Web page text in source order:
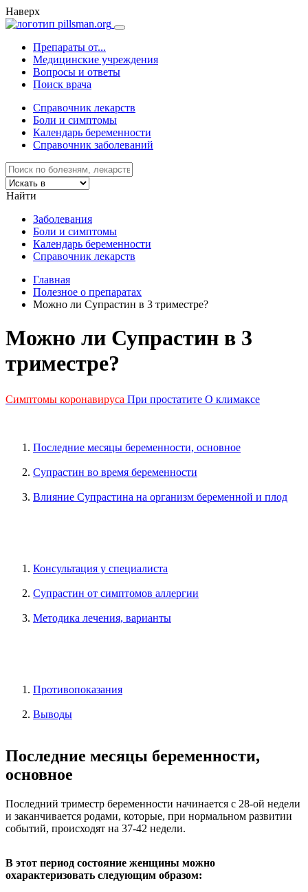
Наверх
Препараты от...
Медицинские учреждения
Вопросы и ответы
Поиск врача
Справочник лекарств
Боли и симптомы
Календарь беременности
Справочник заболеваний
Найти
Заболевания
Боли и симптомы
Календарь беременности
Справочник лекарств
Главная
Полезное о препаратах
Можно ли Супрастин в 3 триместре?
Можно ли Супрастин в 3
триместре?
Симптомы коронавируса При простатите О климаксе
Последние месяцы беременности, основное
Супрастин во время беременности
Влияние Супрастина на организм беременной и плод
Консультация у специалиста
Супрастин от симптомов аллергии
Методика лечения, варианты
Противопоказания
Выводы
Последние месяцы беременности,
основное
Последний триместр беременности начинается с 28-ой недели
и заканчивается родами, которые, при нормальном развитии
событий, происходят на 37-42 недели.
В этот период состояние женщины можно
охарактеризовать следующим образом: